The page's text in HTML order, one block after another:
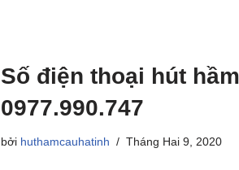
Số điện thoại hút
0977.990.747
bởi huthamcauhatinh Tháng Hai 9, 2020